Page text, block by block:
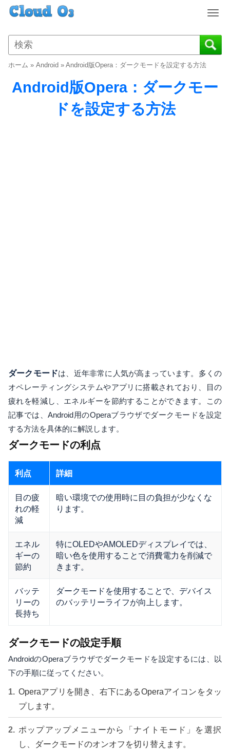
T
g
g
ホーム » Android » Android版Opera：ダークモードを設定する方法
Android版Opera：ダークモー
ドを設定する方法
ダークモードは、近年非常に人気が高まっています。多くの
オペレーティングシステムやアプリに搭載されており、目の
疲れを軽減し、エネルギーを節約することができます。この
記事では、Android用のOperaブラウザでダークモードを設定
する方法を具体的に解説します。
ダークモードの利点
利点 詳細
目の疲
れの軽
減
暗い環境での使用時に目の負担が少なくな
ります。
エネル
ギーの
節約
特にOLEDやAMOLEDディスプレイでは、
暗い色を使用することで消費電力を削減で
きます。
バッテ
リーの
長持ち
ダークモードを使用することで、デバイス
のバッテリーライフが向上します。
ダークモードの設定手順
AndroidのOperaブラウザでダークモードを設定するには、以
下の手順に従ってください。
Operaアプリを開き、右下にあるOperaアイコンをタッ
プします。
ポップアップメニューから「ナイトモード」を選択
し、ダークモードのオンオフを切り替えます。